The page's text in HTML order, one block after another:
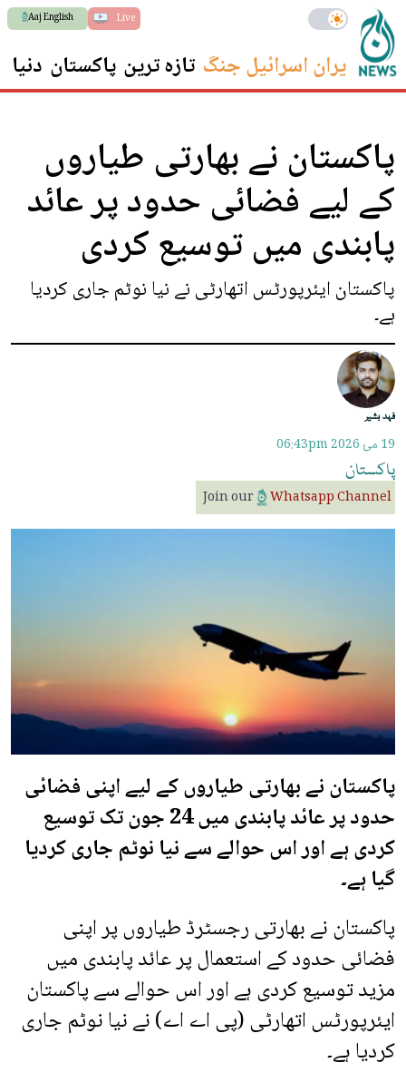
Live
Aaj English
ایران اسرائیل جنگ تازہ ترین پاکستان دنیا
پاکستان نے بھارتی طیاروں
کے لیے فضائی حدود پر عائد
پابندی میں توسیع کردی
پاکستان ایئرپورٹس اتھارٹی نے نیا نوٹم جاری کردیا
ہے۔
فہد بشیر
19 مئ 2026 06:43pm
پاکستان
Join our Whatsapp Channel
پاکستان نے بھارتی طیاروں کے لیے اپنی فضائی
حدود پر عائد پابندی میں 24 جون تک توسیع
کردی ہے اور اس حوالے سے نیا نوٹم جاری کردیا
گیا ہے۔
پاکستان نے بھارتی رجسٹرڈ طیاروں پر اپنی
فضائی حدود کے استعمال پر عائد پابندی میں
مزید توسیع کردی ہے اور اس حوالے سے پاکستان
ایئرپورٹس اتھارٹی (پی اے اے) نے نیا نوٹم جاری
کردیا ہے۔